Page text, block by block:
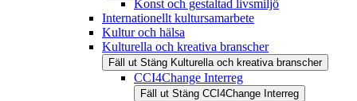
Konst och gestaltad livsmiljö
Internationellt kultursamarbete
Kultur och hälsa
Kulturella och kreativa branscher
Fäll ut Stäng Kulturella och kreativa branscher
CCI4Change Interreg
Fäll ut Stäng CCI4Change Interreg